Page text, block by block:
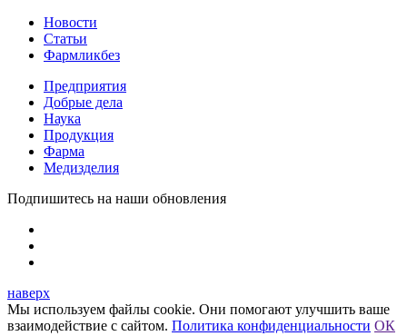
Новости
Статьи
Фармликбез
Предприятия
Добрые дела
Наука
Продукция
Фарма
Медизделия
Подпишитесь на наши обновления
наверх
Мы используем файлы cookie. Они помогают улучшить ваше
взаимодействие с сайтом. Политика конфиденциальности ОК